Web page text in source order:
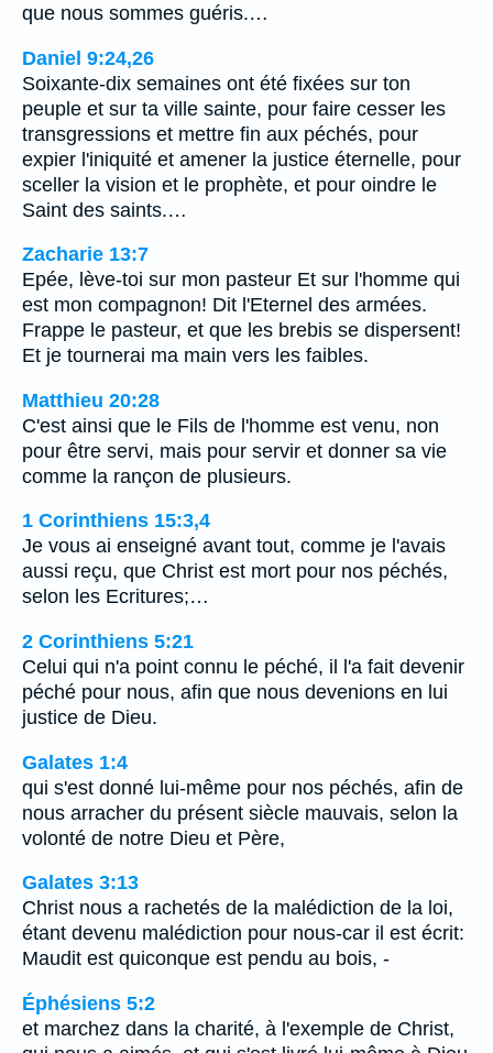
que nous sommes guéris.…
Daniel 9:24,26
Soixante-dix semaines ont été fixées sur ton
peuple et sur ta ville sainte, pour faire cesser les
transgressions et mettre fin aux péchés, pour
expier l'iniquité et amener la justice éternelle, pour
sceller la vision et le prophète, et pour oindre le
Saint des saints.…
Zacharie 13:7
Epée, lève-toi sur mon pasteur Et sur l'homme qui
est mon compagnon! Dit l'Eternel des armées.
Frappe le pasteur, et que les brebis se dispersent!
Et je tournerai ma main vers les faibles.
Matthieu 20:28
C'est ainsi que le Fils de l'homme est venu, non
pour être servi, mais pour servir et donner sa vie
comme la rançon de plusieurs.
1 Corinthiens 15:3,4
Je vous ai enseigné avant tout, comme je l'avais
aussi reçu, que Christ est mort pour nos péchés,
selon les Ecritures;…
2 Corinthiens 5:21
Celui qui n'a point connu le péché, il l'a fait devenir
péché pour nous, afin que nous devenions en lui
justice de Dieu.
Galates 1:4
qui s'est donné lui-même pour nos péchés, afin de
nous arracher du présent siècle mauvais, selon la
volonté de notre Dieu et Père,
Galates 3:13
Christ nous a rachetés de la malédiction de la loi,
étant devenu malédiction pour nous-car il est écrit:
Maudit est quiconque est pendu au bois, -
Éphésiens 5:2
et marchez dans la charité, à l'exemple de Christ,